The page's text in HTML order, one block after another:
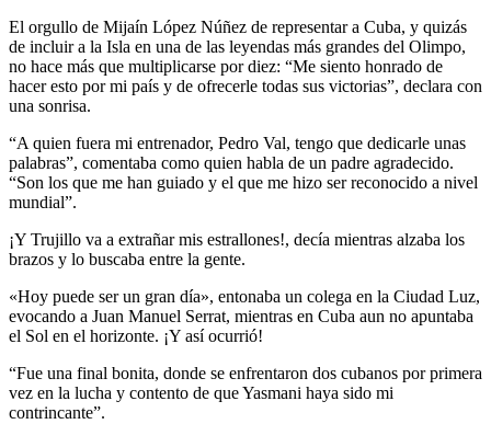
El orgullo de Mijaín López Núñez de representar a Cuba, y quizás
de incluir a la Isla en una de las leyendas más grandes del Olimpo,
no hace más que multiplicarse por diez: “Me siento honrado de
hacer esto por mi país y de ofrecerle todas sus victorias”, declara con
una sonrisa.
“A quien fuera mi entrenador, Pedro Val, tengo que dedicarle unas
palabras”, comentaba como quien habla de un padre agradecido.
“Son los que me han guiado y el que me hizo ser reconocido a nivel
mundial”.
¡Y Trujillo va a extrañar mis estrallones!, decía mientras alzaba los
brazos y lo buscaba entre la gente.
«Hoy puede ser un gran día», entonaba un colega en la Ciudad Luz,
evocando a Juan Manuel Serrat, mientras en Cuba aun no apuntaba
el Sol en el horizonte. ¡Y así ocurrió!
“Fue una final bonita, donde se enfrentaron dos cubanos por primera
vez en la lucha y contento de que Yasmani haya sido mi
contrincante”.